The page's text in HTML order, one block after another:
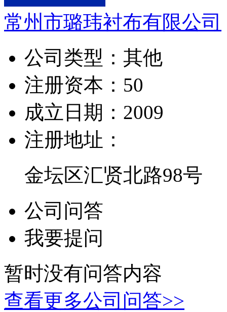
常州市璐玮衬布有限公司
公司类型： 其他
注册资本： 50
成立日期： 2009
注册地址：
金坛区汇贤北路98号
公司问答
我要提问
暂时没有问答内容
查看更多公司问答>>